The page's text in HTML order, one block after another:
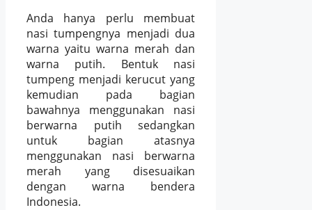
Anda hanya perlu membuat
nasi tumpengnya menjadi dua
warna yaitu warna merah dan
warna putih. Bentuk nasi
tumpeng menjadi kerucut yang
kemudian pada bagian
bawahnya menggunakan nasi
berwarna putih sedangkan
untuk bagian atasnya
menggunakan nasi berwarna
merah yang disesuaikan
dengan warna bendera
Indonesia.